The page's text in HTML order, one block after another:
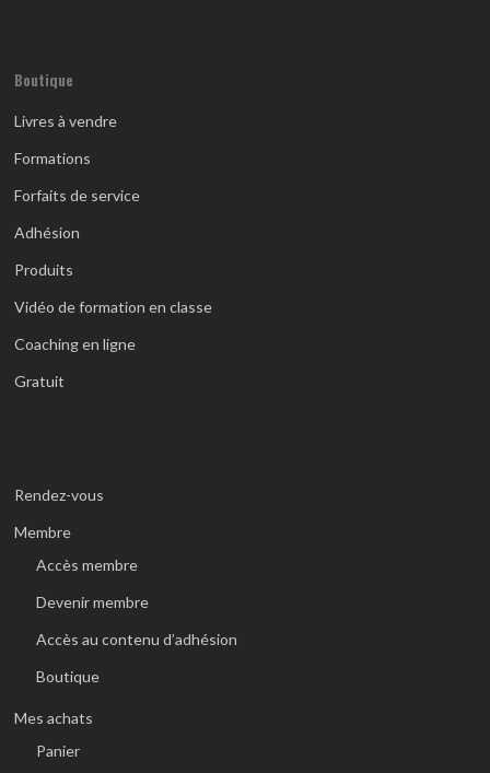
Boutique
Livres à vendre
Formations
Forfaits de service
Adhésion
Produits
Vidéo de formation en classe
Coaching en ligne
Gratuit
Rendez-vous
Membre
Accès membre
Devenir membre
Accès au contenu d’adhésion
Boutique
Mes achats
Panier